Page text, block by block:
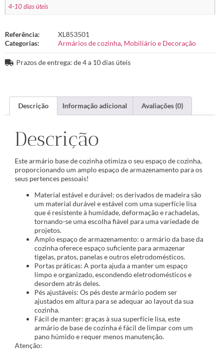
4-10 dias úteis
Referência:
XL853501
Categorias:
Armários de cozinha, Mobiliário e Decoração
Prazos de entrega: de 4 a 10 dias úteis
Descrição Informação adicional Avaliações (0)
Descrição
Este armário base de cozinha otimiza o seu espaço de cozinha,
proporcionando um amplo espaço de armazenamento para os
seus pertences pessoais!
Material estável e durável: os derivados de madeira são
um material durável e estável com uma superfície lisa
que é resistente à humidade, deformação e rachadelas,
tornando-se uma escolha fiável para uma variedade de
projetos.
Amplo espaço de armazenamento: o armário da base da
cozinha oferece espaço suficiente para armazenar
tigelas, pratos, panelas e outros eletrodomésticos.
Portas práticas: A porta ajuda a manter um espaço
limpo e organizado, escondendo eletrodomésticos e
desordem atrás deles.
Pés ajustáveis: Os pés deste armário podem ser
ajustados em altura para se adequar ao layout da sua
cozinha.
Fácil de manter: graças à sua superfície lisa, este
armário de base de cozinha é fácil de limpar com um
pano húmido e requer menos manutenção.
Atenção: